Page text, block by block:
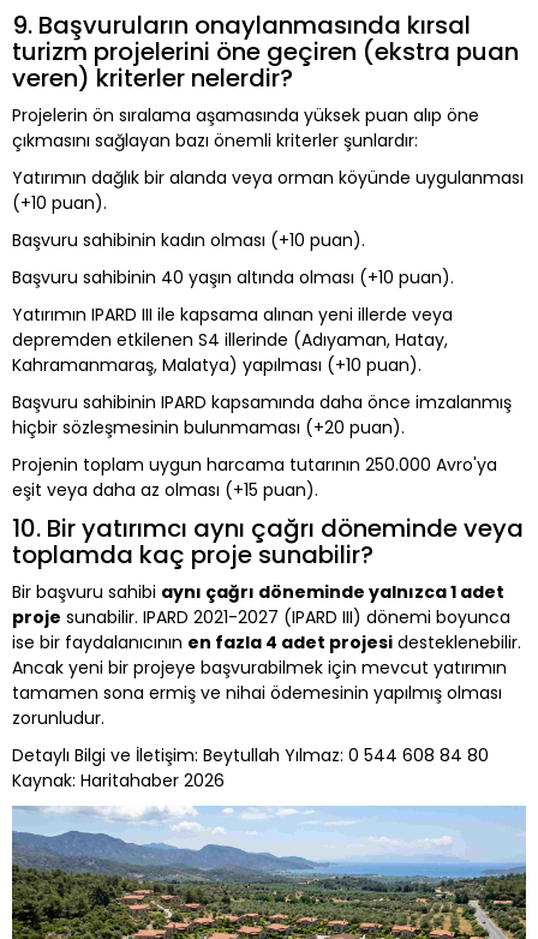
9. Başvuruların onaylanmasında kırsal
turizm projelerini öne geçiren (ekstra puan
veren) kriterler nelerdir?
Projelerin ön sıralama aşamasında yüksek puan alıp öne
çıkmasını sağlayan bazı önemli kriterler şunlardır:
Yatırımın dağlık bir alanda veya orman köyünde uygulanması
(+10 puan).
Başvuru sahibinin kadın olması (+10 puan).
Başvuru sahibinin 40 yaşın altında olması (+10 puan).
Yatırımın IPARD III ile kapsama alınan yeni illerde veya
depremden etkilenen S4 illerinde (Adıyaman, Hatay,
Kahramanmaraş, Malatya) yapılması (+10 puan).
Başvuru sahibinin IPARD kapsamında daha önce imzalanmış
hiçbir sözleşmesinin bulunmaması (+20 puan).
Projenin toplam uygun harcama tutarının 250.000 Avro'ya
eşit veya daha az olması (+15 puan).
10. Bir yatırımcı aynı çağrı döneminde veya
toplamda kaç proje sunabilir?
Bir başvuru sahibi aynı çağrı döneminde yalnızca 1 adet
proje sunabilir. IPARD 2021-2027 (IPARD III) dönemi boyunca
ise bir faydalanıcının en fazla 4 adet projesi desteklenebilir.
Ancak yeni bir projeye başvurabilmek için mevcut yatırımın
tamamen sona ermiş ve nihai ödemesinin yapılmış olması
zorunludur.
Detaylı Bilgi ve İletişim: Beytullah Yılmaz: 0 544 608 84 80
Kaynak: Haritahaber 2026